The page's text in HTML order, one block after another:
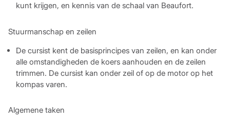
kunt krijgen, en kennis van de schaal van Beaufort.
Stuurmanschap en zeilen
De cursist kent de basisprincipes van zeilen, en kan onder
alle omstandigheden de koers aanhouden en de zeilen
trimmen. De cursist kan onder zeil of op de motor op het
kompas varen.
Algemene taken